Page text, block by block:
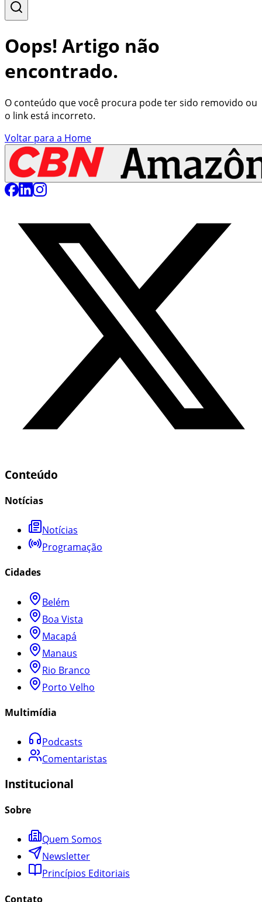
Oops! Artigo não
encontrado.
O conteúdo que você procura pode ter sido removido ou
o link está incorreto.
Voltar para a Home
Conteúdo
Notícias
Notícias
Programação
Cidades
Belém
Boa Vista
Macapá
Manaus
Rio Branco
Porto Velho
Multimídia
Podcasts
Comentaristas
Institucional
Sobre
Quem Somos
Newsletter
Princípios Editoriais
Contato